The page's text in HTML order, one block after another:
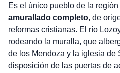
Es el único pueblo de la
amurallado completo, de
reformas cristianas. El río
rodeando la muralla, que
de los Mendoza y la iglesia de
disposición de las puertas de